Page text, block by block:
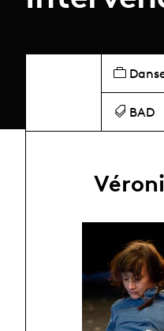
BAD